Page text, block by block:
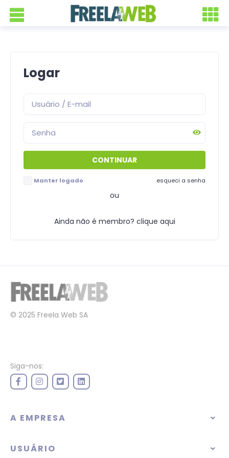
Logar
Manter logado esqueci a senha
ou
Ainda não é membro? clique aqui
© 2025 Freela Web SA
Siga-nos:
A EMPRESA
USUÁRIO